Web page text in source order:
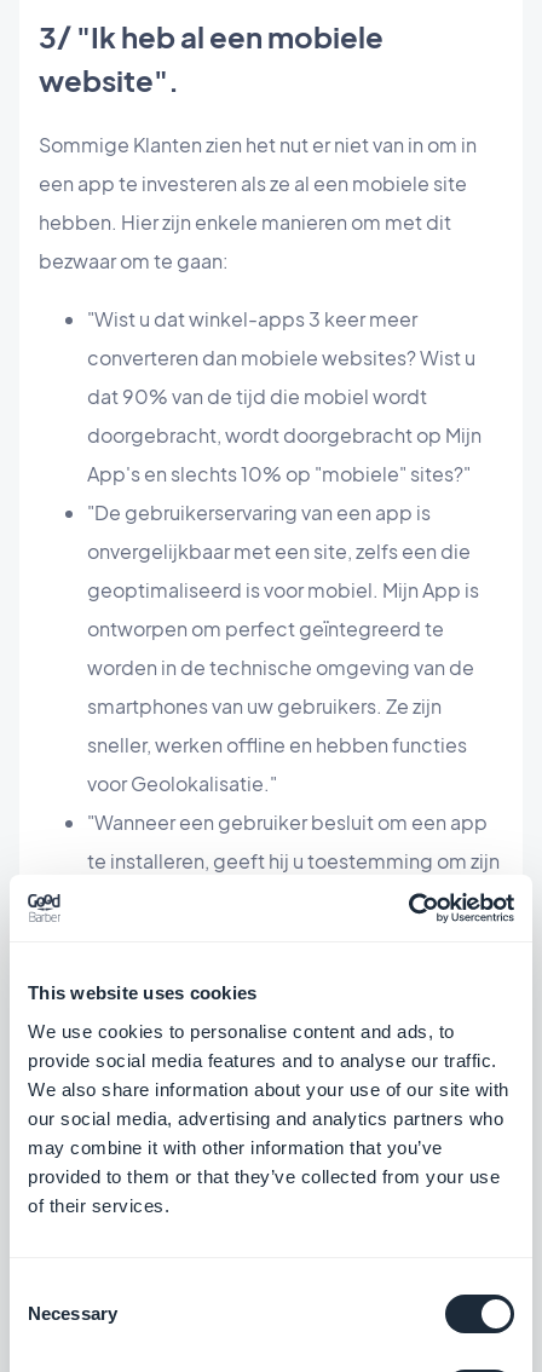
This website uses cookies
We use cookies to personalise content and ads, to
provide social media features and to analyse our traffic.
We also share information about your use of our site with
our social media, advertising and analytics partners who
may combine it with other information that you’ve
provided to them or that they’ve collected from your use
of their services.
Selection
Necessary
3/ "Ik heb al een mobiele
website".
Sommige Klanten zien het nut er niet van in om in
een app te investeren als ze al een mobiele site
hebben. Hier zijn enkele manieren om met dit
bezwaar om te gaan:
"Wist u dat winkel-apps 3 keer meer
converteren dan mobiele websites? Wist u
dat 90% van de tijd die mobiel wordt
doorgebracht, wordt doorgebracht op Mijn
App's en slechts 10% op "mobiele" sites?"
"De gebruikerservaring van een app is
onvergelijkbaar met een site, zelfs een die
geoptimaliseerd is voor mobiel. Mijn App is
ontworpen om perfect geïntegreerd te
worden in de technische omgeving van de
smartphones van uw gebruikers. Ze zijn
sneller, werken offline en hebben functies
voor Geolokalisatie."
"Wanneer een gebruiker besluit om een app
te installeren, geeft hij u toestemming om zijn
vertrouwenszone binnen te gaan. Dit
omdat uw klant u bij elke nieuwe
zoekopdracht op het web in concurrentie
stelt met andere sites."
Het fatale wapen: Pushmeldingen."Push is
de meest effectieve manier om informatie via
ontvangen. Ze vragen dus om informatie van